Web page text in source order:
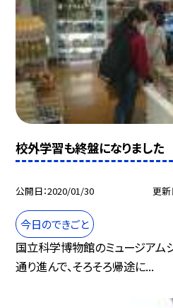
校外学習も終盤になりました
公開日 2020/01/30 更新
今日のできごと
国立科学博物館のミュージアム
通り進んで、そろそろ帰途に...